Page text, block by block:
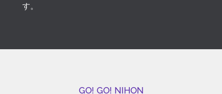
す。
GO! GO! NIHON